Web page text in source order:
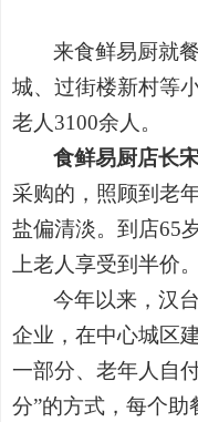
来食鲜易厨就
城、过街楼新村等
老人3100余人。
食鲜易厨店长
采购的，照顾到老
盐偏清淡。到店65
上老人享受到半价
今年以来，汉
企业，在中心城区
一部分、老年人自
分”的方式，每个助